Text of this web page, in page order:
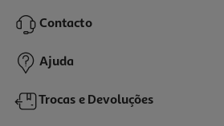
1.569,99 €
Contacto
Ajuda
Trocas e Devoluções